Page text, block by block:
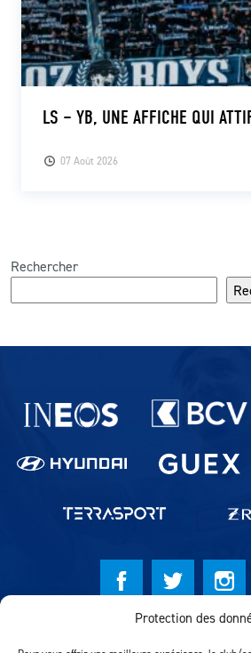
Protection des
07 Août 2026
LS – YB, UNE AFFICHE QUI
Rechercher
Partenaires du lausanne-Sport